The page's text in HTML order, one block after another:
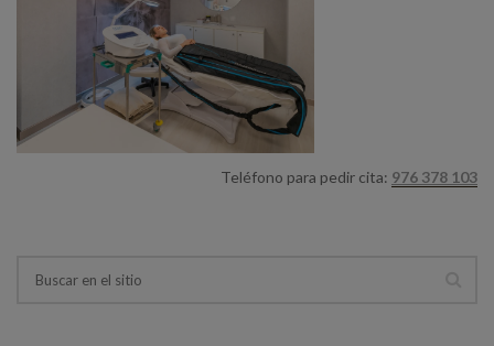
Teléfono para pedir cita: 976 378 103